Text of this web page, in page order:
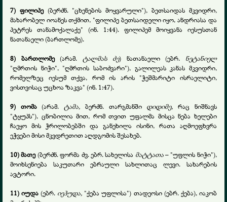
7) ფილიპე(ბერძნ. "ცხენების მოყვარული"), ბეთსაიდას მკვიდრი,
მახარობელ იოანეს თქმით, "ფილიპე ბეთსაიდელი იყო, ანდრიასა და
პეტრეს თანამოქალაქე" (ინ. 1:44). ფილიპემ მოიყვანა იესუსთან
ნათანაელი (ბართლომე).
8) ბართლომე(არამ. ტალმას ძე) ნათანაელი (ებრ. ნეტანიელ
"ღმრთის ნიჭი", "ღმრთის საბოძვარი"), გალილეას კანას მკვიდრი,
რომელზეც იესუმ თქვა, რომ ის არის "ჭეშმარიტი ისრაელიტი,
ვისთვისაც უცხოა ზაკვა" (ინ. 1:47).
9) თომა(არამ.ტამა, ბერძნ. თარგმანში დიდიმე,რაც ნიშნავს
"ტყუპს"), ცნობილია მით, რომ თვით უფალმა მისცა ნება ხელები
ჩაეყო მის ჭრილობებში და განეხილა ისინი, რათა აღმოეფხვრა
ეჭვები მისი მკვდრეთით აღდგომის შესახებ.
10) მათე(ბერძნ. ფორმა ძვ. ებრ. სახელისა მატტათა– "უფლის ნიჭი"),
მოიხსენიება საკუთარი ებრაული სახლითაც ლევი. სახარების
ავტორი.
11) იუდა (ებრ. იეჰუდა, "ქება უფლისა") თადეოსი (ებრ. ქება), იაკობ